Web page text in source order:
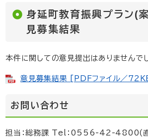
身延町教育振興プラン(
見募集結果
本件に関しての意見提出はありませんでし
意見募集結果 [PDFファイル／
お問い合わせ
担当：総務課 Tel：0556-42-4800(